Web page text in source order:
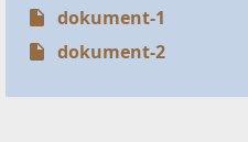
dokument-1
dokument-2